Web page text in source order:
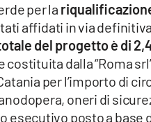
per la
affidati in via
del progetto è di
costituita dalla “Roma
per l’importo di
oneri di
esecutivo posto a base